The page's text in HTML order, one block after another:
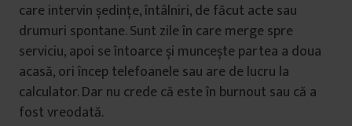
care intervin ședințe, întâlniri, de făcut acte sau
drumuri spontane. Sunt zile în care merge spre
serviciu, apoi se întoarce și muncește partea a doua
acasă, ori încep telefoanele sau are de lucru la
calculator. Dar nu crede că este în burnout sau că a
fost vreodată.